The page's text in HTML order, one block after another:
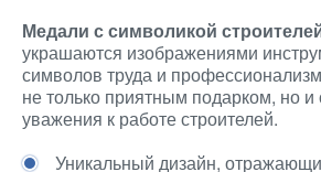
Медали с символикой
украшаются изображениями
символов труда и
не только приятным подарком, но
уважения к работе строителей.
Уникальный дизайн,